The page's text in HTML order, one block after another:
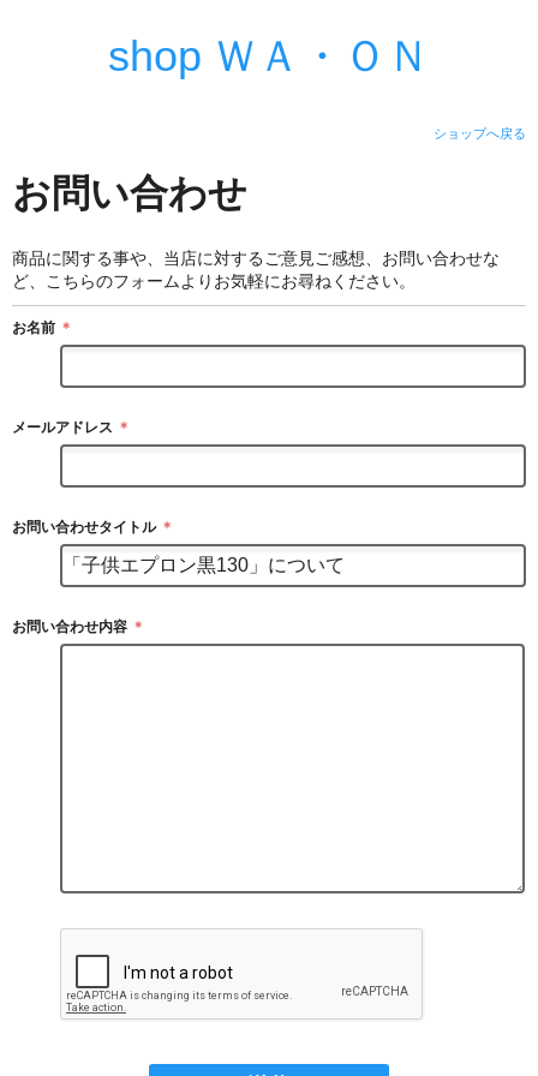
shop ＷＡ・ＯＮ
ショップへ戻る
お問い合わせ
商品に関する事や、当店に対するご意見ご感想、お問い合わせな
ど、こちらのフォームよりお気軽にお尋ねください。
お名前 ＊
メールアドレス ＊
お問い合わせタイトル ＊
お問い合わせ内容 ＊